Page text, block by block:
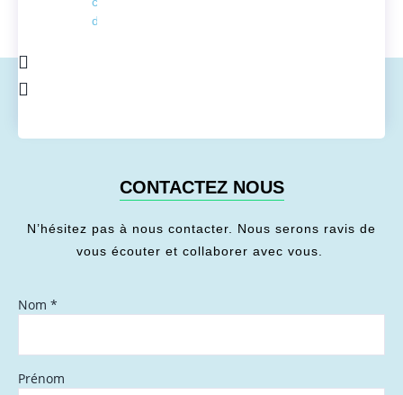
de l'énergie
CONTACTEZ NOUS
N’hésitez pas à nous contacter. Nous serons ravis de
vous écouter et collaborer avec vous.
Nom *
Prénom